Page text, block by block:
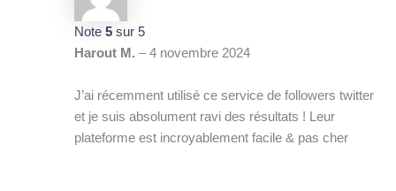
Note 5sur 5
Harout M. – 4 novembre 2024
J’ai récemment utilisé ce service de followers twitter
et je suis absolument ravi des résultats ! Leur
plateforme est incroyablement facile & pas cher